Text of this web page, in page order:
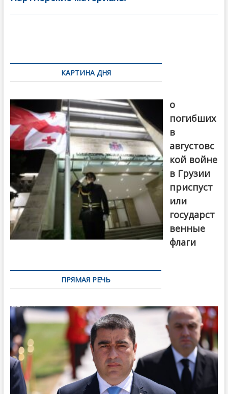
o
в
по
записямКАРТИНА ДНЯ
о
погибших
в
августовс
кой войне
в Грузии
приспуст
или
государст
венные
флаги
ПРЯМАЯ РЕЧЬ